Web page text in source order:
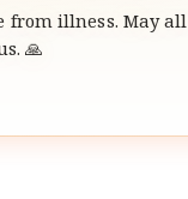
from illness. May all
🙏